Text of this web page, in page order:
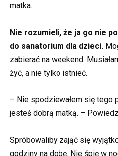
matka.
Nie rozumieli, że ja go nie
do sanatorium dla dzieci.
zabierać na weekend.
żyć, a nie tylko istnieć.
– Nie spodziewałem się tego
jesteś dobrą matką. –
Spróbowaliby zająć się
godziny na dobę. Nie śpię w